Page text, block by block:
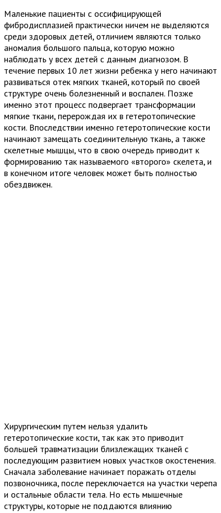
Маленькие пациенты с оссифицирующей
фибродисплазией практически ничем не выделяются
среди здоровых детей, отличием являются только
аномалия большого пальца, которую можно
наблюдать у всех детей с данным диагнозом. В
течение первых 10 лет жизни ребенка у него начинают
развиваться отек мягких тканей, который по своей
структуре очень болезненный и воспален. Позже
именно этот процесс подвергает трансформации
мягкие ткани, перерождая их в гетеротопические
кости. Впоследствии именно гетеротопические кости
начинают замещать соединительную ткань, а также
скелетные мышцы, что в свою очередь приводит к
формированию так называемого «второго» скелета, и
в конечном итоге человек может быть полностью
обездвижен.
Хирургическим путем нельзя удалить
гетеротопические кости, так как это приводит
большей травматизации близлежащих тканей с
последующим развитием новых участков окостенения.
Сначала заболевание начинает поражать отделы
позвоночника, после переключается на участки черепа
и остальные области тела. Но есть мышечные
структуры, которые не поддаются влиянию